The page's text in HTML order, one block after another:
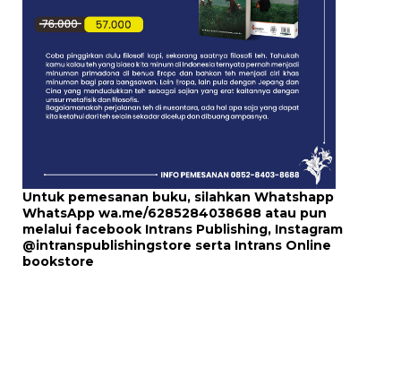
Untuk pemesanan buku, silahkan Whatshapp
WhatsApp wa.me/6285284038688 atau pun
melalui facebook Intrans Publishing, Instagram
@intranspublishingstore serta Intrans Online
bookstore